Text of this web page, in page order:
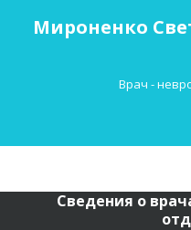
Мироненко
Врач -
Сведения о